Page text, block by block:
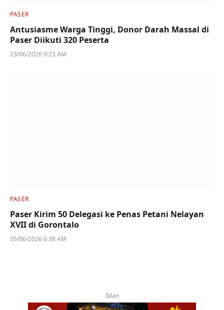
PASER
Antusiasme Warga Tinggi, Donor Darah Massal di
Paser Diikuti 320 Peserta
23/06/2026 9:23 AM
PASER
Paser Kirim 50 Delegasi ke Penas Petani Nelayan
XVII di Gorontalo
05/06/2026 6:38 AM
Iklan